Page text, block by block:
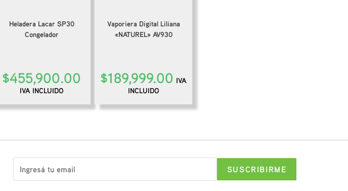
Heladera Lacar SP30
Congelador
$455,900.00
IVA INCLUIDO
Vaporiera Digital Liliana
«NATUREL» AV930
$189,999.00 IVA
INCLUIDO